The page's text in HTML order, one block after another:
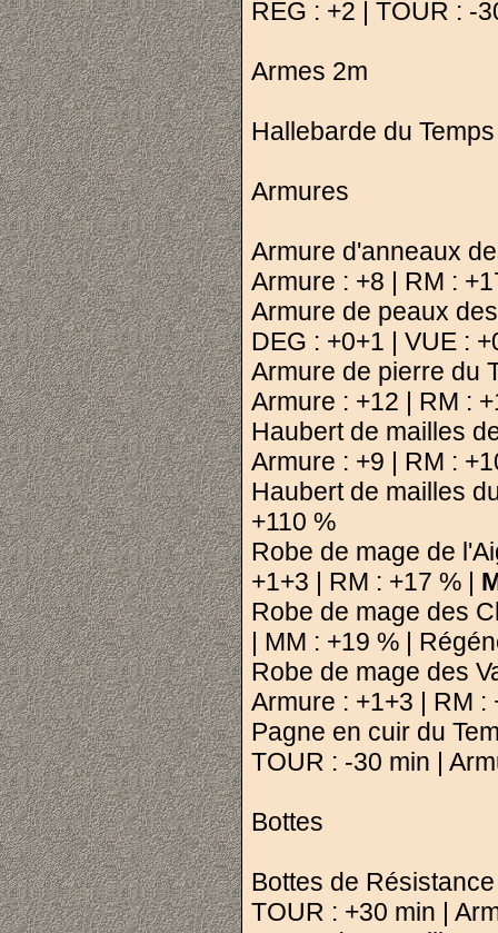
REG : +2 | TOUR : -
Armes 2m
Hallebarde du
Armures
Armure d'anneaux
Armure : +8 | RM :
Armure de peaux
DEG : +0+1 | VUE :
Armure de pierre du
Armure : +12 | RM :
Haubert de mailles
Armure : +9 | RM :
Haubert de mailles
+110 %
Robe de mage de
+1+3 | RM : +17 % |
Robe de mage des
| MM : +19 % |
Robe de mage des
Armure : +1+3 | RM
Pagne en cuir du
TOUR : -30 min |
Bottes
Bottes de
TOUR : +30 min |